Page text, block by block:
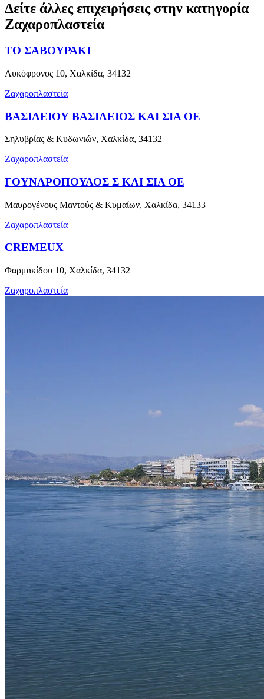
Δείτε άλλες επιχειρήσεις στην κατηγορία
Ζαχαροπλαστεία
ΤΟ ΣΑΒΟΥΡΑΚΙ
Λυκόφρονος 10, Χαλκίδα, 34132
Ζαχαροπλαστεία
ΒΑΣΙΛΕΙΟΥ ΒΑΣΙΛΕΙΟΣ ΚΑΙ ΣΙΑ ΟΕ
Σηλυβρίας & Κυδωνιών, Χαλκίδα, 34132
Ζαχαροπλαστεία
ΓΟΥΝΑΡΟΠΟΥΛΟΣ Σ ΚΑΙ ΣΙΑ ΟΕ
Μαυρογένους Μαντούς & Κυμαίων, Χαλκίδα, 34133
Ζαχαροπλαστεία
CREMEUX
Φαρμακίδου 10, Χαλκίδα, 34132
Ζαχαροπλαστεία